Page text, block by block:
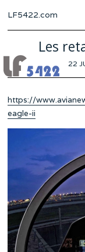
LF5422.com
Les
22
https://
eagle-ii